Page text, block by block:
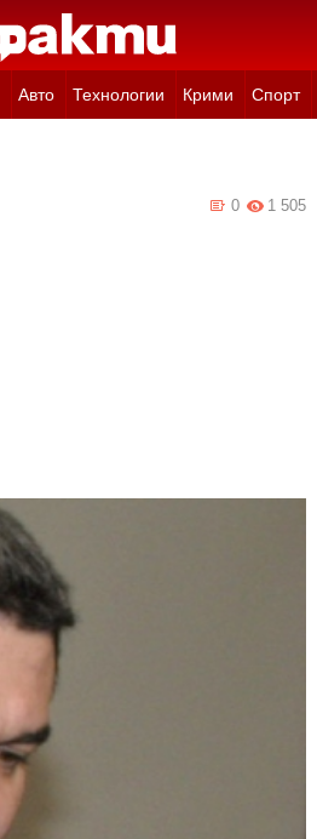
Авто Технологии Крими Спорт
1 505
0